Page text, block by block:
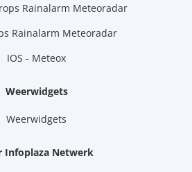
Rainalarm Meteoradar
Rainalarm Meteoradar
IOS - Meteox
Weerwidgets
Weerwidgets
Infoplaza Netwerk